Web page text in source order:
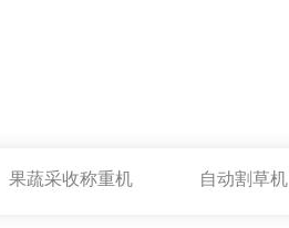
果蔬采收称重机 自动割草机